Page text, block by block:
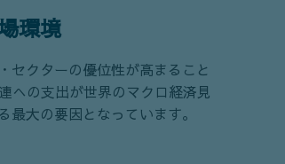
環境
セクターの優位性が高まること
への支出が世界のマクロ経済見
最大の要因となっています。